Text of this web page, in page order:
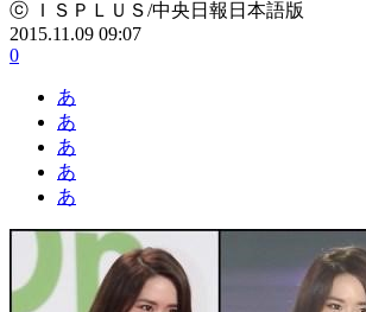
ⓒ ＩＳＰＬＵＳ/中央日報日本語版
2015.11.09 09:07
0
あ
あ
あ
あ
あ